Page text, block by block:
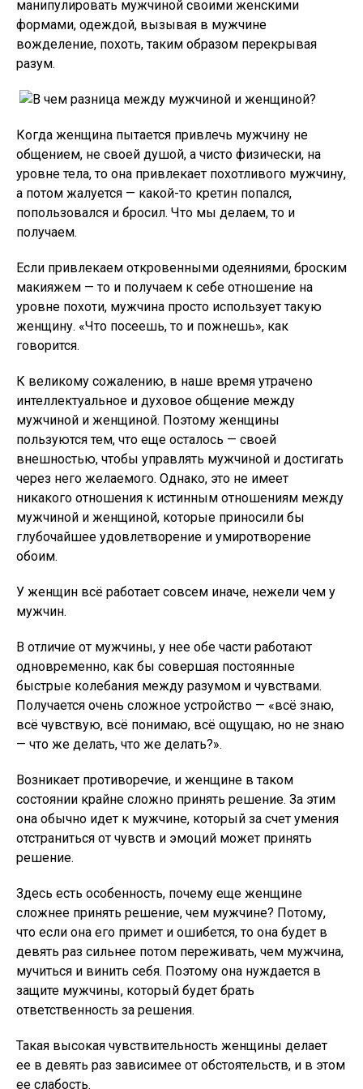
манипулировать мужчиной своими женскими
формами, одеждой, вызывая в мужчине
вожделение, похоть, таким образом перекрывая
разум.
Когда женщина пытается привлечь мужчину не
общением, не своей душой, а чисто физически, на
уровне тела, то она привлекает похотливого мужчину,
а потом жалуется — какой-то кретин попался,
попользовался и бросил. Что мы делаем, то и
получаем.
Если привлекаем откровенными одеяниями, броским
макияжем — то и получаем к себе отношение на
уровне похоти, мужчина просто использует такую
женщину. «Что посеешь, то и пожнешь», как
говорится.
К великому сожалению, в наше время утрачено
интеллектуальное и духовое общение между
мужчиной и женщиной. Поэтому женщины
пользуются тем, что еще осталось — своей
внешностью, чтобы управлять мужчиной и достигать
через него желаемого. Однако, это не имеет
никакого отношения к истинным отношениям между
мужчиной и женщиной, которые приносили бы
глубочайшее удовлетворение и умиротворение
обоим.
У женщин всё работает совсем иначе, нежели чем у
мужчин.
В отличие от мужчины, у нее обе части работают
одновременно, как бы совершая постоянные
быстрые колебания между разумом и чувствами.
Получается очень сложное устройство — «всё знаю,
всё чувствую, всё понимаю, всё ощущаю, но не знаю
— что же делать, что же делать?».
Возникает противоречие, и женщине в таком
состоянии крайне сложно принять решение. За этим
она обычно идет к мужчине, который за счет умения
отстраниться от чувств и эмоций может принять
решение.
Здесь есть особенность, почему еще женщине
сложнее принять решение, чем мужчине? Потому,
что если она его примет и ошибется, то она будет в
девять раз сильнее потом переживать, чем мужчина,
мучиться и винить себя. Поэтому она нуждается в
защите мужчины, который будет брать
ответственность за решения.
Такая высокая чувствительность женщины делает
ее в девять раз зависимее от обстоятельств, и в этом
ее слабость.